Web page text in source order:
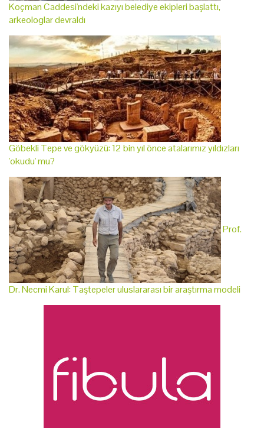
Koçman Caddesi'ndeki kazıyı belediye ekipleri başlattı,
arkeologlar devraldı
Göbekli Tepe ve gökyüzü: 12 bin yıl önce atalarımız yıldızları
'okudu' mu?
Prof.
Dr. Necmi Karul: Taştepeler uluslararası bir araştırma modeli